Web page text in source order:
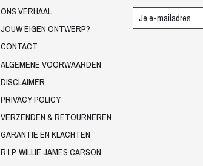
ONS VERHAAL
JOUW EIGEN ONTWERP?
CONTACT
ALGEMENE VOORWAARDEN
DISCLAIMER
PRIVACY POLICY
VERZENDEN & RETOURNEREN
GARANTIE EN KLACHTEN
R.I.P. WILLIE JAMES CARSON